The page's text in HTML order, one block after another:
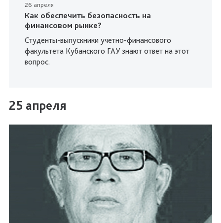
26 апреля
Как обеспечить безопасность на
финансовом рынке?
Студенты-выпускники учетно-финансового
факультета Кубанского ГАУ знают ответ на этот
вопрос.
25 апреля